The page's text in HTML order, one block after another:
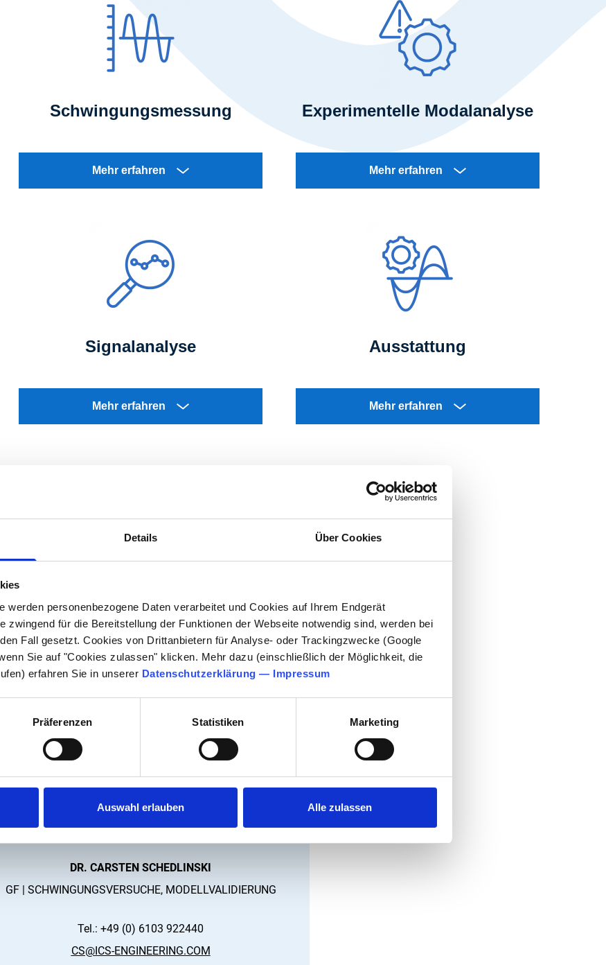
Details Über Cookies
werden personenbezogene Daten verarbeitet und Cookies auf Ihrem Endgerät
zwingend für die Bereitstellung der Funktionen der Webseite notwendig sind, werden bei
Fall gesetzt. Cookies von Drittanbietern für Analyse- oder Trackingzwecke (Google
Sie auf "Cookies zulassen" klicken. Mehr dazu (einschließlich der Möglichkeit, die
erfahren Sie in unserer Datenschutzerklärung — Impressum
Präferenzen Statistiken Marketing
Auswahl erlauben Alle zulassen
Schwingungsmessung
Mehr erfahren
Experimentelle Modalanalyse
Mehr erfahren
Signalanalyse
Mehr erfahren
Ausstattung
Mehr erfahren
Sie gerne bei Fragen rund um das Thema Schwingungsversuche.
DR. CARSTEN SCHEDLINSKI
GF | SCHWINGUNGSVERSUCHE, MODELLVALIDIERUNG
Tel.: +49 (0) 6103 922440
CS@ICS-ENGINEERING.COM